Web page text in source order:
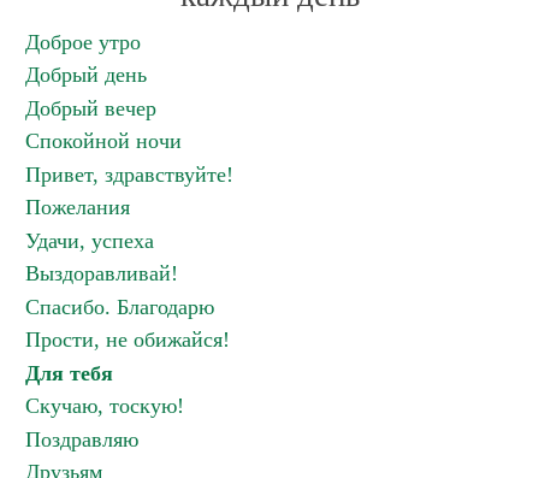
Доброе утро
Добрый день
Добрый вечер
Спокойной ночи
Привет, здравствуйте!
Пожелания
Удачи, успеха
Выздоравливай!
Спасибо. Благодарю
Прости, не обижайся!
Для тебя
Скучаю, тоскую!
Поздравляю
Друзьям